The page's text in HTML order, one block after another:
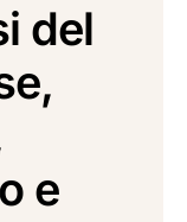
del
e